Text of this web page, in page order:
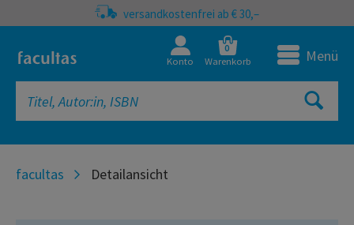
versandkostenfrei ab € 30,–
Konto
0
Warenkorb Menü
facultas Detailansicht